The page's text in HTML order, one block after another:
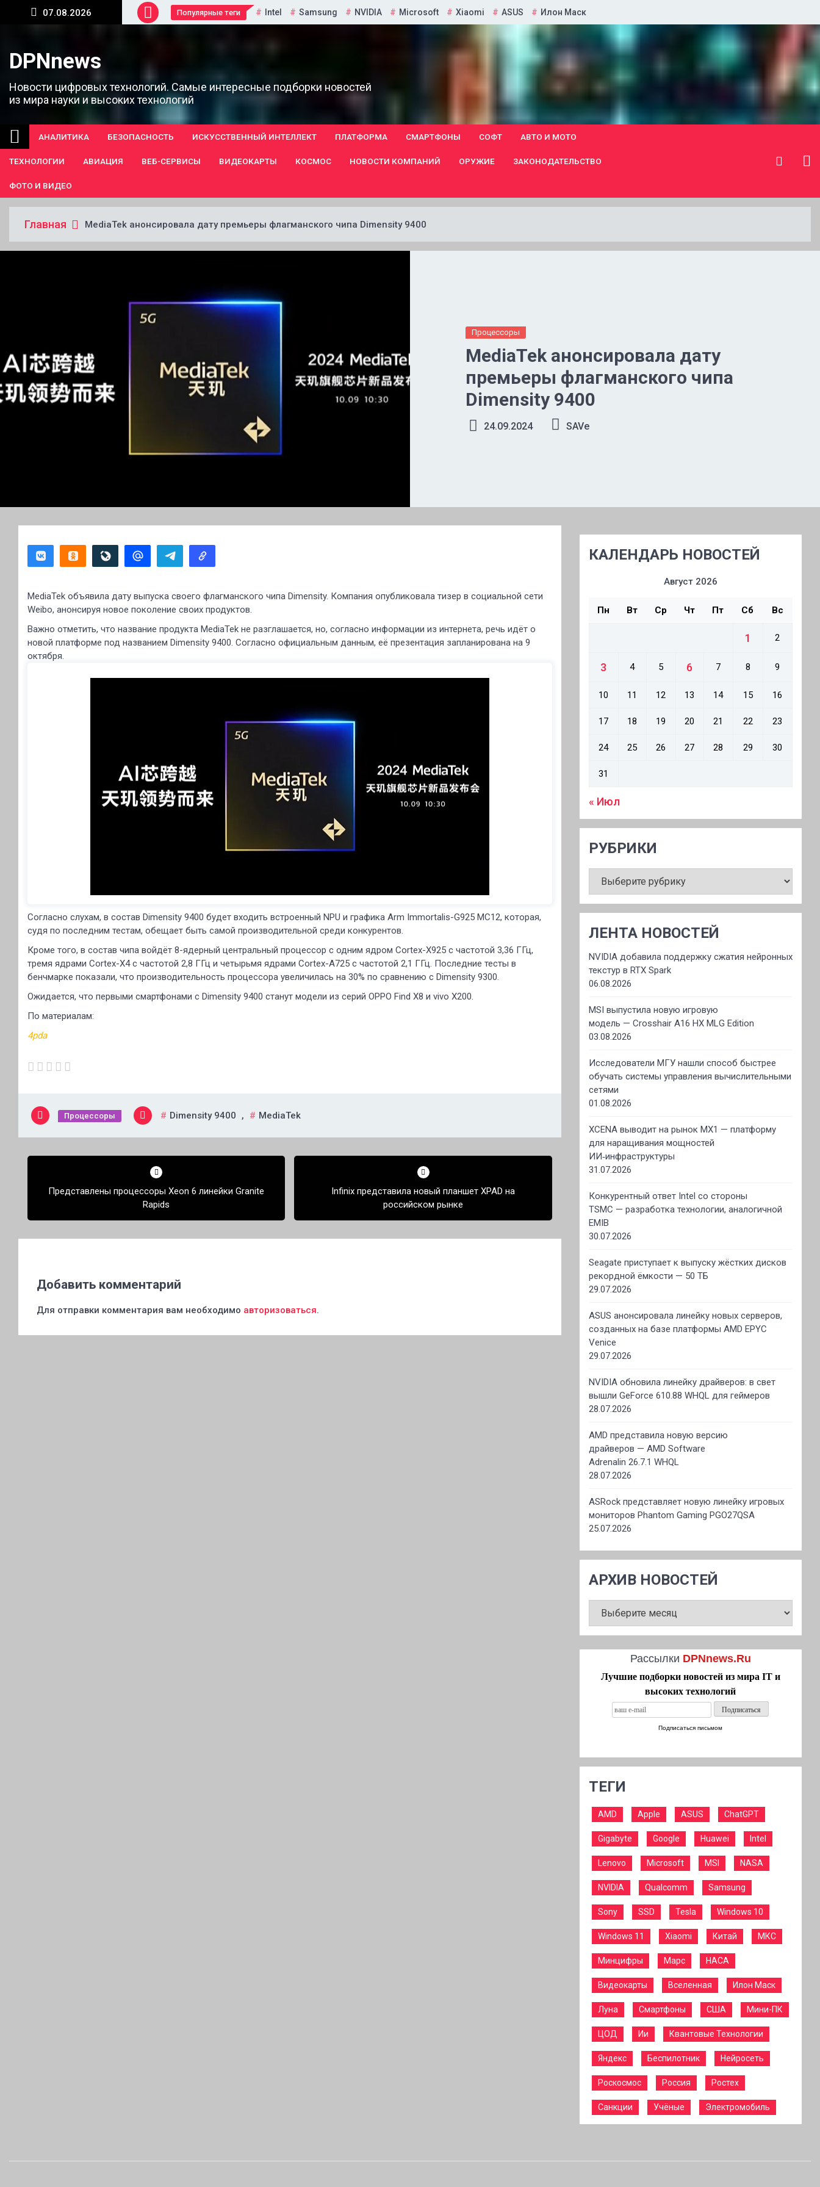
Перейти
07.08.2026 Популярные теги Intel Samsung NVIDIA Microsoft Xiaomi ASUS Илон Маск
DPNnews
Новости цифровых технологий. Самые интересные подборки новостей
из мира науки и высоких технологий
АНАЛИТИКА БЕЗОПАСНОСТЬ ИСКУССТВЕННЫЙ ИНТЕЛЛЕКТ ПЛАТФОРМА СМАРТФОНЫ СОФТ АВТО И МОТО
ТЕХНОЛОГИИ АВИАЦИЯ ВЕБ-СЕРВИСЫ ВИДЕОКАРТЫ КОСМОС НОВОСТИ КОМПАНИЙ ОРУЖИЕ ЗАКОНОДАТЕЛЬСТВО
ФОТО И ВИДЕО
Главная MediaTek анонсировала дату премьеры флагманского чипа Dimensity 9400
Процессоры
MediaTek анонсировала дату
премьеры флагманского чипа
Dimensity 9400
24.09.2024 SAVe
MediaTek объявила дату выпуска своего флагманского чипа Dimensity. Компания опубликовала тизер в социальной сети
Weibo, анонсируя новое поколение своих продуктов.
Важно отметить, что название продукта MediaTek не разглашается, но, согласно информации из интернета, речь идёт о
новой платформе под названием Dimensity 9400. Согласно официальным данным, её презентация запланирована на 9
октября.
Согласно слухам, в состав Dimensity 9400 будет входить встроенный NPU и графика Arm Immortalis-G925 MC12, которая,
судя по последним тестам, обещает быть самой производительной среди конкурентов.
Кроме того, в состав чипа войдёт 8-ядерный центральный процессор с одним ядром Cortex-X925 с частотой 3,36 ГГц,
тремя ядрами Cortex-X4 с частотой 2,8 ГГц и четырьмя ядрами Cortex-A725 с частотой 2,1 ГГц. Последние тесты в
бенчмарке показали, что производительность процессора увеличилась на 30% по сравнению с Dimensity 9300.
Ожидается, что первыми смартфонами с Dimensity 9400 станут модели из серий OPPO Find X8 и vivo X200.
По материалам:
4pda
Процессоры Dimensity 9400 , MediaTek
Навигация
записямПредставлены процессоры Xeon 6 линейки Granite
Rapids
Infinix представила новый планшет XPAD на
российском рынке
Добавить комментарий
Для отправки комментария вам необходимо авторизоваться.
КАЛЕНДАРЬ НОВОСТЕЙ
Август 2026
Пн Вт Ср Чт Пт Сб Вс
1 2
3 4 5 6 7 8 9
10 11 12 13 14 15 16
17 18 19 20 21 22 23
24 25 26 27 28 29 30
31
« Июл
РУБРИКИ
ЛЕНТА НОВОСТЕЙ
NVIDIA добавила поддержку сжатия нейронных
текстур в RTX Spark
06.08.2026
MSI выпустила новую игровую
модель — Crosshair A16 HX MLG Edition
03.08.2026
Исследователи МГУ нашли способ быстрее
обучать системы управления вычислительными
сетями
01.08.2026
XCENA выводит на рынок MX1 — платформу
для наращивания мощностей
ИИ‑инфраструктуры
31.07.2026
Конкурентный ответ Intel со стороны
TSMC — разработка технологии, аналогичной
EMIB
30.07.2026
Seagate приступает к выпуску жёстких дисков
рекордной ёмкости — 50 ТБ
29.07.2026
ASUS анонсировала линейку новых серверов,
созданных на базе платформы AMD EPYC
Venice
29.07.2026
NVIDIA обновила линейку драйверов: в свет
вышли GeForce 610.88 WHQL для геймеров
28.07.2026
AMD представила новую версию
драйверов — AMD Software
Adrenalin 26.7.1 WHQL
28.07.2026
ASRock представляет новую линейку игровых
мониторов Phantom Gaming PGO27QSA
25.07.2026
АРХИВ НОВОСТЕЙ
НОВОСТЕЙ
Рассылки DPNnews.Ru
Лучшие подборки новостей из мира IT и
высоких технологий
Подписаться письмом
ТЕГИ
AMD Apple ASUS ChatGPT
Gigabyte Google Huawei Intel
Lenovo Microsoft MSI NASA
NVIDIA Qualcomm Samsung
Sony SSD Tesla Windows 10
Windows 11 Xiaomi Китай МКС
Минцифры Марс НАСА
Видеокарты Вселенная Илон Маск
Луна Смартфоны США Мини-ПК
ЦОД Ии Квантовые Технологии
Яндекс Беспилотник Нейросеть
Роскосмос Россия Ростех
Санкции Учёные Электромобиль